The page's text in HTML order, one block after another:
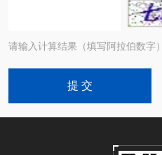
请输入计算结果（填写阿拉伯数字